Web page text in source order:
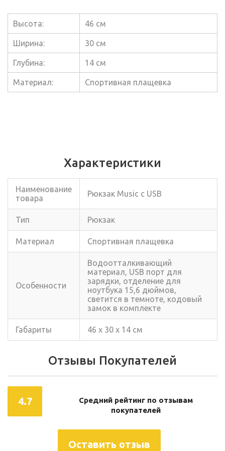
Высота: 46 см
Ширина: 30 см
Глубина: 14 см
Материал: Спортивная плащевка
Характеристики
Наименование
товара
Рюкзак Music с USB
Тип Рюкзак
Материал Спортивная плащевка
Особенности
Водоотталкивающий
материал, USB порт для
зарядки, отделение для
ноутбука 15,6 дюймов,
светится в темноте, кодовый
замок в комплекте
Габариты 46 x 30 x 14 см
Отзывы Покупателей
4.7
Средний рейтинг по отзывам
покупателей
Оставить отзыв